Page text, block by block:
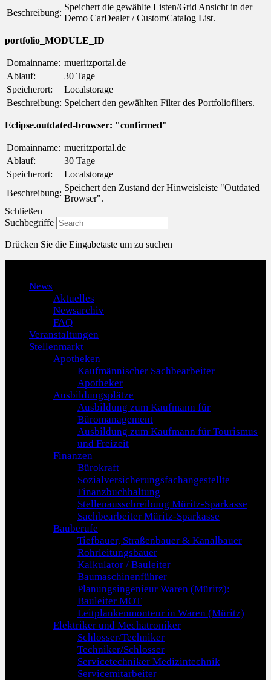
Beschreibung:
Speichert die gewählte Listen/Grid Ansicht in der
Demo CarDealer / CustomCatalog List.
portfolio_MODULE_ID
Domainname: mueritzportal.de
Ablauf:
30 Tage
Speicherort:
Localstorage
Beschreibung: Speichert den gewählten Filter des Portfoliofilters.
Eclipse.outdated-browser: "confirmed"
Domainname: mueritzportal.de
Ablauf:
30 Tage
Speicherort:
Localstorage
Beschreibung:
Speichert den Zustand der Hinweisleiste "Outdated
Browser".
Schließen
Suchbegriffe
Drücken Sie die Eingabetaste um zu suchen
News
Aktuelles
Newsarchiv
FAQ
Veranstaltungen
Stellenmarkt
Apotheken
Kaufmännischer Sachbearbeiter
Apotheker
Ausbildungsplätze
Ausbildung zum Kaufmann für
Büromanagement
Ausbildung zum Kaufmann für Tourismus
und Freizeit
Finanzen
Bürokraft
Sozialversicherungsfachangestellte
Finanzbuchhaltung
Stellenausschreibung Müritz-Sparkasse
Sachbearbeiter Müritz-Sparkasse
Bauberufe
Tiefbauer, Straßenbauer & Kanalbauer
Rohrleitungsbauer
Kalkulator / Bauleiter
Baumaschinenführer
Planungsingenieur Waren (Müritz):
Bauleiter MOT
Leitplankenmonteur in Waren (Müritz)
Elektriker und Mechatroniker
Schlosser/Techniker
Techniker/Schlosser
Servicetechniker Medizintechnik
Servicemitarbeiter